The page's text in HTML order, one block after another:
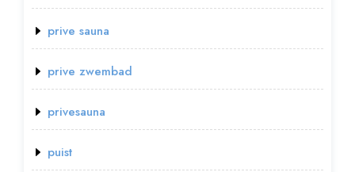
prive sauna
prive zwembad
privesauna
puist